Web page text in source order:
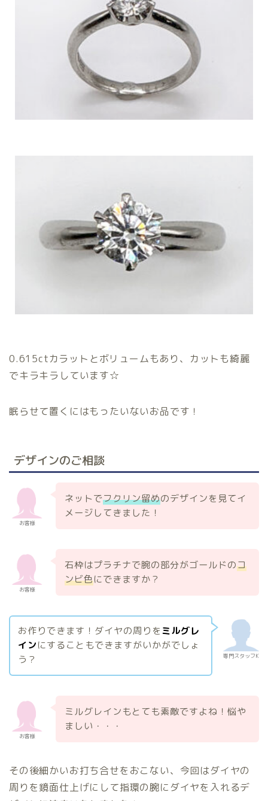
0.615ctカラットとボリュームもあり、カットも綺麗
でキラキラしています☆
眠らせて置くにはもったいないお品です！
デザインのご相談
お客様
ネットでフクリン留めのデザインを見てイ
メージしてきました！
お客様
石枠はプラチナで腕の部分がゴールドのコ
ンビ色にできますか？
専門スタッフK
お作りできます！ダイヤの周りをミルグレ
インにすることもできますがいかがでしょ
う？
お客様
ミルグレインもとても素敵ですよね！悩や
ましい・・・
その後細かいお打ち合せをおこない、今回はダイヤの
周りを鏡面仕上げにして指環の腕にダイヤを入れるデ